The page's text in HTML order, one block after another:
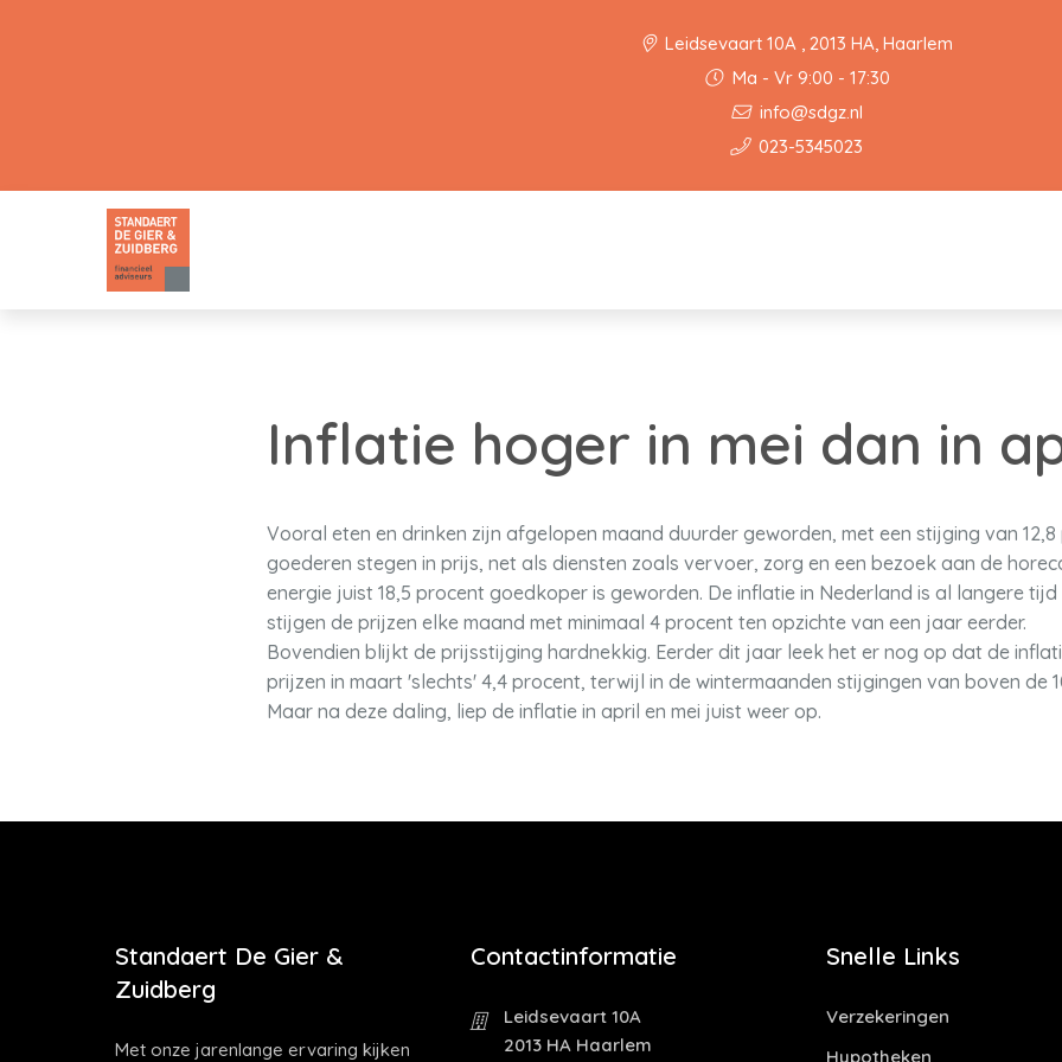
Leidsevaart 10A , 2013 HA, Haarlem
Ma - Vr 9:00 - 17:30
info@sdgz.nl
023-5345023
Inflatie hoger in mei dan in
Vooral eten en drinken zijn afgelopen maand duurder geworden, met een stijging van
goederen stegen in prijs, net als diensten zoals vervoer, zorg en een bezoek aan de
energie juist 18,5 procent goedkoper is geworden. De inflatie in Nederland is al langere
stijgen de prijzen elke maand met minimaal 4 procent ten opzichte van een jaar eerder.
Bovendien blijkt de prijsstijging hardnekkig. Eerder dit jaar leek het er nog op dat de
prijzen in maart 'slechts' 4,4 procent, terwijl in de wintermaanden stijgingen van boven de
Maar na deze daling, liep de inflatie in april en mei juist weer op.
Standaert De Gier &
Zuidberg
Met onze jarenlange ervaring kijken
Contactinformatie
Leidsevaart 10A
2013 HA Haarlem
Snelle Links
Verzekeringen
Hypotheken